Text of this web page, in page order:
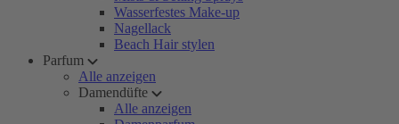
Wasserfestes Make-up
Nagellack
Beach Hair stylen
Parfum
Alle anzeigen
Damendüfte
Alle anzeigen